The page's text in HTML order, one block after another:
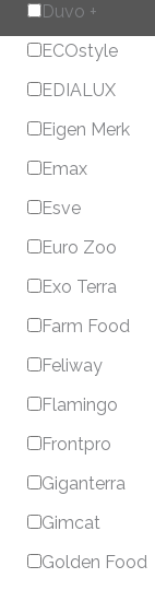
Duvo +
ECOstyle
EDIALUX
Eigen Merk
Emax
Esve
Euro Zoo
Exo Terra
Farm Food
Feliway
Flamingo
Frontpro
Giganterra
Gimcat
Golden Food